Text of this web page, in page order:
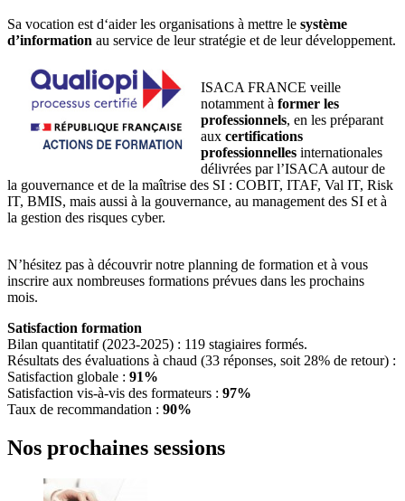
Sa vocation est d‘aider les organisations à mettre le système
d’information au service de leur stratégie et de leur développement.
ISACA FRANCE veille
notamment à former les
professionnels, en les préparant
aux certifications
professionnelles internationales
délivrées par l’ISACA autour de
la gouvernance et de la maîtrise des SI : COBIT, ITAF, Val IT, Risk
IT, BMIS, mais aussi à la gouvernance, au management des SI et à
la gestion des risques cyber.
N’hésitez pas à découvrir notre planning de formation et à vous
inscrire aux nombreuses formations prévues dans les prochains
mois.
Satisfaction formation
Bilan quantitatif (2023-2025) : 119 stagiaires formés.
Résultats des évaluations à chaud (33 réponses, soit 28% de retour) :
Satisfaction globale : 91%
Satisfaction vis-à-vis des formateurs : 97%
Taux de recommandation : 90%
Nos prochaines sessions